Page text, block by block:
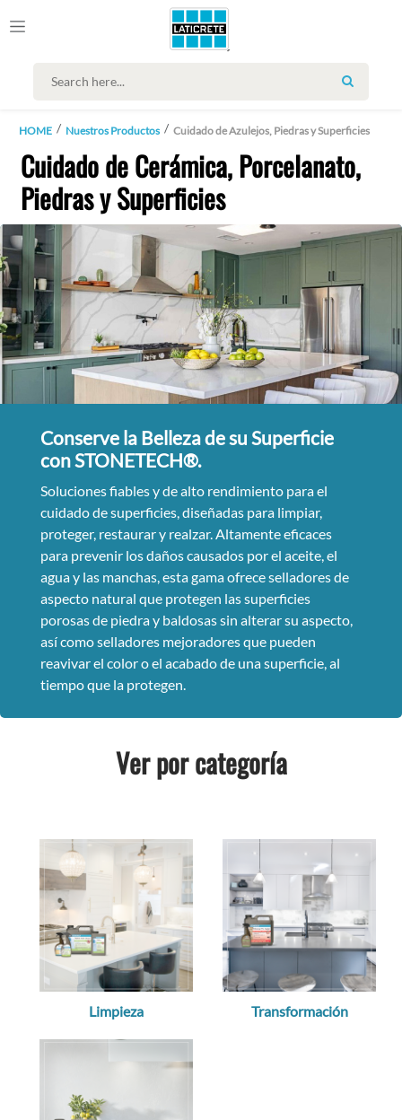
SEARCH
HOME Nuestros Productos Cuidado de Azulejos, Piedras y Superficies
Cuidado de Cerámica, Porcelanato,
Piedras y Superficies
Conserve la Belleza de su Superficie
con STONETECH®.
Soluciones fiables y de alto rendimiento para el
cuidado de superficies, diseñadas para limpiar,
proteger, restaurar y realzar. Altamente eficaces
para prevenir los daños causados por el aceite, el
agua y las manchas, esta gama ofrece selladores de
aspecto natural que protegen las superficies
porosas de piedra y baldosas sin alterar su aspecto,
así como selladores mejoradores que pueden
reavivar el color o el acabado de una superficie, al
tiempo que la protegen.
Ver por categoría
Limpieza Transformación